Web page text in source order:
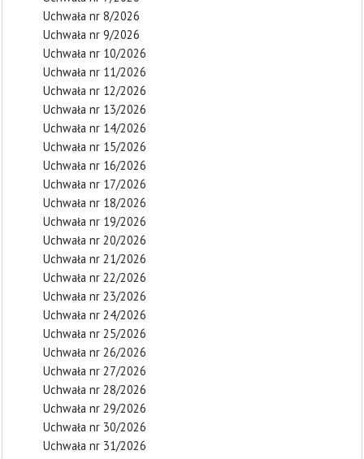
Uchwała nr 8/2026
Uchwała nr 9/2026
Uchwała nr 10/2026
Uchwała nr 11/2026
Uchwała nr 12/2026
Uchwała nr 13/2026
Uchwała nr 14/2026
Uchwała nr 15/2026
Uchwała nr 16/2026
Uchwała nr 17/2026
Uchwała nr 18/2026
Uchwała nr 19/2026
Uchwała nr 20/2026
Uchwała nr 21/2026
Uchwała nr 22/2026
Uchwała nr 23/2026
Uchwała nr 24/2026
Uchwała nr 25/2026
Uchwała nr 26/2026
Uchwała nr 27/2026
Uchwała nr 28/2026
Uchwała nr 29/2026
Uchwała nr 30/2026
Uchwała nr 31/2026